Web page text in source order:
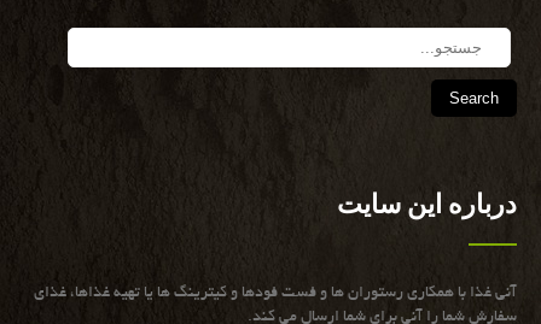
درباره این سایت
آنی غذا با همكاری رستوران ها و فست فودها و كیترینگ ها یا تهیه غذاها، غذای
سفارش شما را آنی برای شما ارسال می كند.